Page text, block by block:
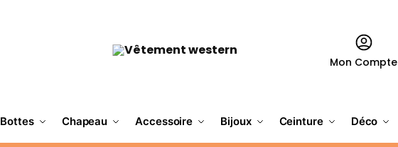
Mon Compte
Bottes Chapeau Accessoire Bijoux Ceinture Déco